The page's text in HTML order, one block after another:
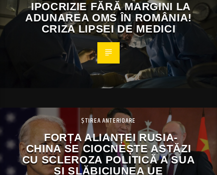
IPOCRIZIE FĂRĂ MARGINI LA
ADUNAREA OMS ÎN ROMÂNIA!
CRIZA LIPSEI DE MEDICI
ȘTIREA ANTERIOARE
FORȚA ALIANȚEI RUSIA-
CHINA SE CIOCNEȘTE ASTĂZI
CU SCLEROZA POLITICĂ A SUA
ȘI SLĂBICIUNEA UE